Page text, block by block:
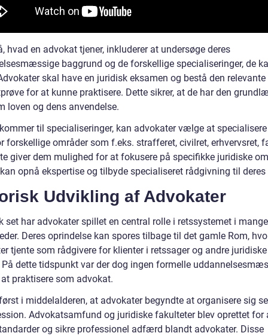
hvad en advokat tjener, inkluderer at undersøge deres
baggrund og de forskellige specialiseringer, de
skal have en juridisk eksamen og bestå den relevante
for at kunne praktisere. Dette sikrer, at de har den
loven og dens anvendelse.
til specialiseringer, kan advokater vælge at
forskellige områder som f.eks. strafferet, civilret, erhvervsret,
giver dem mulighed for at fokusere på specifikke juridiske
opnå ekspertise og tilbyde specialiseret rådgivning til deres
Udvikling af Advokater
set har advokater spillet en central rolle i retssystemet i mange
Deres oprindelse kan spores tilbage til det gamle Rom,
tjente som rådgivere for klienter i retssager og andre juridiske
dette tidspunkt var der dog ingen formelle
praktisere som advokat.
i middelalderen, at advokater begyndte at organisere sig
Advokatsamfund og juridiske fakulteter blev oprettet for
og sikre professionel adfærd blandt advokater. Disse